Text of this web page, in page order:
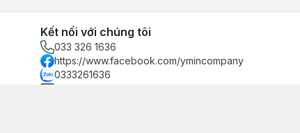
Kết nối với chúng tôi
033 326 1636
https://www.facebook.com/ymincompany
0333261636